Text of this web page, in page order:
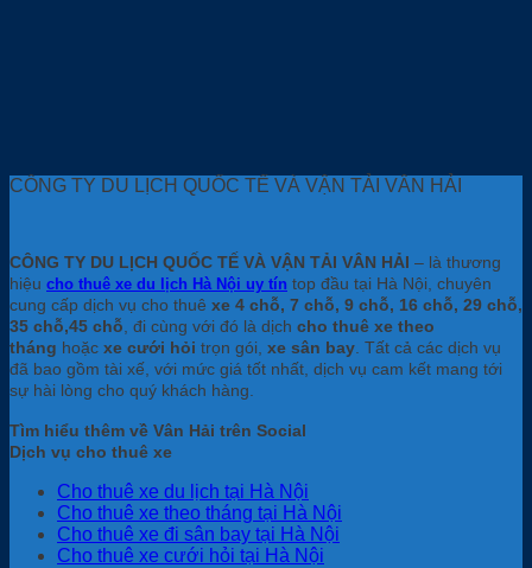
CÔNG TY DU LỊCH QUỐC TẾ VÀ VẬN TẢI VÂN HẢI
CÔNG TY DU LỊCH QUỐC TẾ VÀ VẬN TẢI VÂN HẢI – là thương
hiệu cho thuê xe du lịch Hà Nội uy tín top đầu tại Hà Nội, chuyên
cung cấp dịch vụ cho thuê xe 4 chỗ, 7 chỗ, 9 chỗ, 16 chỗ, 29 chỗ,
35 chỗ,45 chỗ, đi cùng với đó là dịch cho thuê xe theo
tháng hoặc xe cưới hỏi trọn gói, xe sân bay. Tất cả các dịch vụ
đã bao gồm tài xế, với mức giá tốt nhất, dịch vụ cam kết mang tới
sự hài lòng cho quý khách hàng.
Tìm hiểu thêm về Vân Hải trên Social
Dịch vụ cho thuê xe
Cho thuê xe du lịch tại Hà Nội
Cho thuê xe theo tháng tại Hà Nội
Cho thuê xe đi sân bay tại Hà Nội
Cho thuê xe cưới hỏi tại Hà Nội